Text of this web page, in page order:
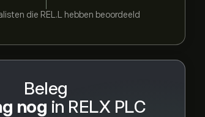
die REL.L hebben beoordeeld
Beleg
nog in RELX PLC